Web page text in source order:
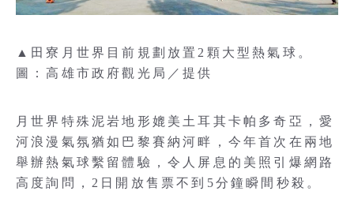
▲田寮月世界目前規劃放置2顆大型熱氣球。
圖：高雄市政府觀光局／提供
月世界特殊泥岩地形媲美土耳其卡帕多奇亞，愛
河浪漫氣氛猶如巴黎賽納河畔，今年首次在兩地
舉辦熱氣球繫留體驗，令人屏息的美照引爆網路
高度詢問，2日開放售票不到5分鐘瞬間秒殺。